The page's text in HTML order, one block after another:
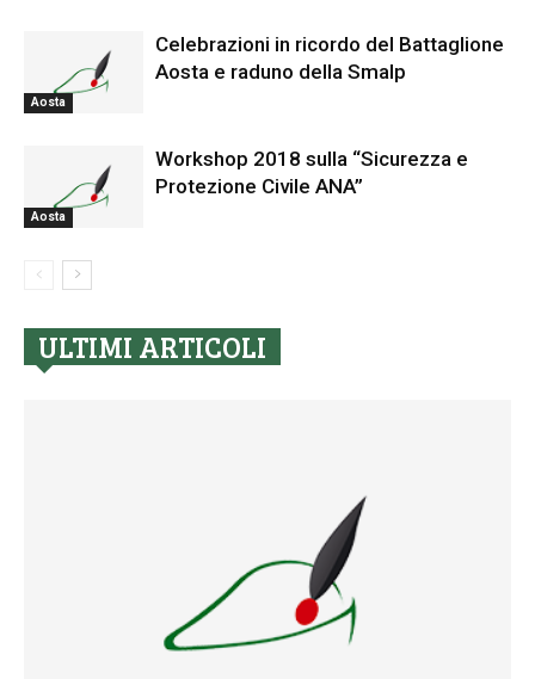
Aosta
Celebrazioni in ricordo del Battaglione
Aosta e raduno della Smalp
Aosta
Workshop 2018 sulla “Sicurezza e
Protezione Civile ANA”
ULTIMI ARTICOLI